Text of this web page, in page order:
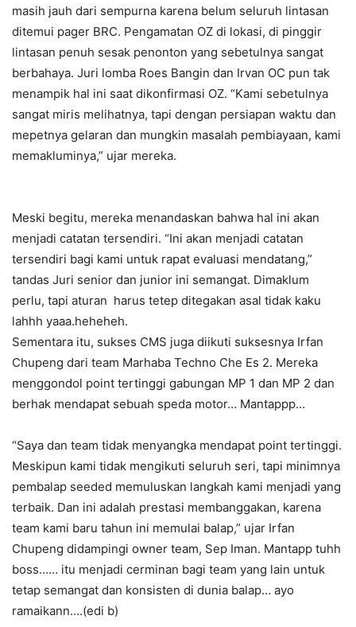
masih jauh dari sempurna karena belum seluruh lintasan
ditemui pager BRC. Pengamatan OZ di lokasi, di pinggir
lintasan penuh sesak penonton yang sebetulnya sangat
berbahaya. Juri lomba Roes Bangin dan Irvan OC pun tak
menampik hal ini saat dikonfirmasi OZ. “Kami sebetulnya
sangat miris melihatnya, tapi dengan persiapan waktu dan
mepetnya gelaran dan mungkin masalah pembiayaan, kami
memakluminya,” ujar mereka.
Meski begitu, mereka menandaskan bahwa hal ini akan
menjadi catatan tersendiri. “Ini akan menjadi catatan
tersendiri bagi kami untuk rapat evaluasi mendatang,”
tandas Juri senior dan junior ini semangat. Dimaklum
perlu, tapi aturan harus tetep ditegakan asal tidak kaku
lahhh yaaa.heheheh.
Sementara itu, sukses CMS juga diikuti suksesnya Irfan
Chupeng dari team Marhaba Techno Che Es 2. Mereka
menggondol point tertinggi gabungan MP 1 dan MP 2 dan
berhak mendapat sebuah speda motor… Mantappp…
“Saya dan team tidak menyangka mendapat point tertinggi.
Meskipun kami tidak mengikuti seluruh seri, tapi minimnya
pembalap seeded memuluskan langkah kami menjadi yang
terbaik. Dan ini adalah prestasi membanggakan, karena
team kami baru tahun ini memulai balap,” ujar Irfan
Chupeng didampingi owner team, Sep Iman. Mantapp tuhh
boss…… itu menjadi cerminan bagi team yang lain untuk
tetap semangat dan konsisten di dunia balap… ayo
ramaikann….(edi b)